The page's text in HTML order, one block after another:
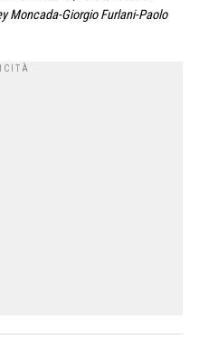
Moncada-Giorgio Furlani-Paolo